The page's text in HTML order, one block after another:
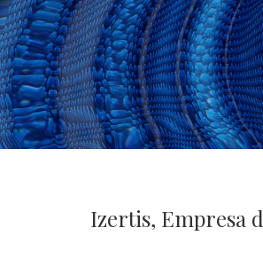
Izertis, Empresa